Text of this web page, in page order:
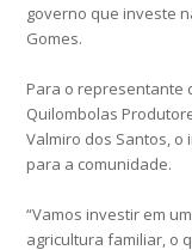
governo que investe
Gomes.
Para o representante
Quilombolas
Valmiro dos Santos,
para a comunidade.
“Vamos investir em
agricultura familiar, o